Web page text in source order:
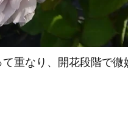
重なり、開花段階で